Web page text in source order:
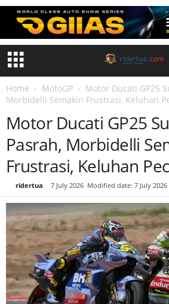
Home MotoGP
Motor Ducati GP25
Morbidelli Semakin Frustrasi, Keluhan
Motor Ducati GP25
Pasrah, Morbidelli
Frustrasi, Keluhan
ridertua 7 July 2026 Modified date: 7 July 2026